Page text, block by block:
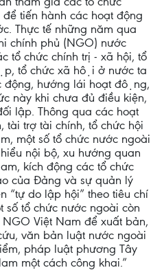
tiến hành các hoạt động
Thực tế những năm qua
chính phủ (NGO) nước
tổ chức chính trị - xã hội, tổ
tổ chức xã hội ở nước ta
động, hướng lái hoạt động,
này khi chưa đủ điều kiện,
lập. Thông qua các hoạt
tài trợ tài chính, tổ chức hội
một số tổ chức nước ngoài
nội bộ, xu hướng quan
kích động các tổ chức
của Ðảng và sự quản lý
“tự do lập hội” theo tiêu chí
số tổ chức nước ngoài còn
Việt Nam để xuất bản,
văn bản luật nước ngoài
pháp luật phương Tây
một cách công khai.”